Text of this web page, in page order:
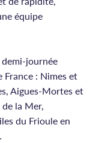
équipe
journée
France : Nimes et
Aigues-Mortes et
la Mer,
du Frioule en